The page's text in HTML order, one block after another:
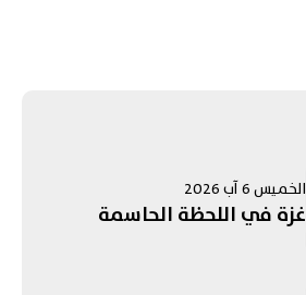
الخميس 6 آب 2026
غزة في اللحظة الحاسمة